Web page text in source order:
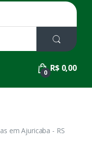
0 R$ 0,00
em Ajuricaba - RS